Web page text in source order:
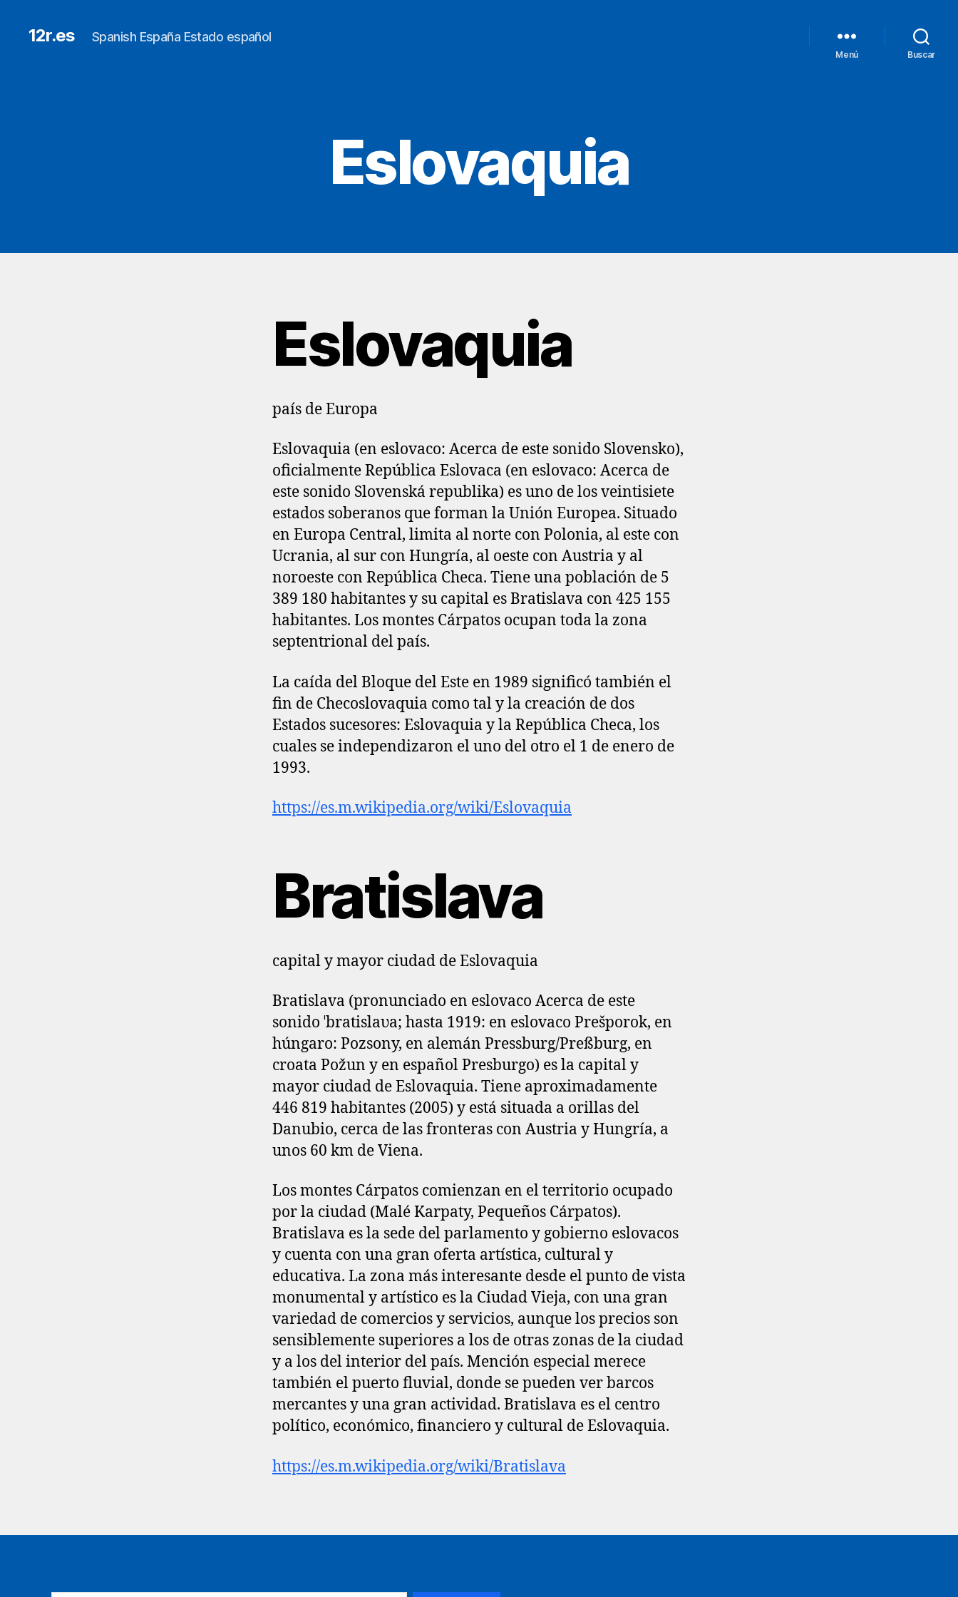
12r.es Spanish España Estado español
Menú Buscar
Eslovaquia
Eslovaquia
país de Europa
Eslovaquia (en eslovaco: Acerca de este sonido Slovensko),
oficialmente República Eslovaca (en eslovaco: Acerca de
este sonido Slovenská republika) es uno de los veintisiete
estados soberanos que forman la Unión Europea. Situado
en Europa Central, limita al norte con Polonia, al este con
Ucrania, al sur con Hungría, al oeste con Austria y al
noroeste con República Checa. Tiene una población de 5
389 180 habitantes y su capital es Bratislava con 425 155
habitantes. Los montes Cárpatos ocupan toda la zona
septentrional del país.
La caída del Bloque del Este en 1989 significó también el
fin de Checoslovaquia como tal y la creación de dos
Estados sucesores: Eslovaquia y la República Checa, los
cuales se independizaron el uno del otro el 1 de enero de
1993.
https://es.m.wikipedia.org/wiki/Eslovaquia
Bratislava
capital y mayor ciudad de Eslovaquia
Bratislava (pronunciado en eslovaco Acerca de este
sonido ˈbratislaʋa; hasta 1919: en eslovaco Prešporok, en
húngaro: Pozsony, en alemán Pressburg/Preßburg, en
croata Požun y en español Presburgo) es la capital y
mayor ciudad de Eslovaquia. Tiene aproximadamente
446 819 habitantes (2005) y está situada a orillas del
Danubio, cerca de las fronteras con Austria y Hungría, a
unos 60 km de Viena.
Los montes Cárpatos comienzan en el territorio ocupado
por la ciudad (Malé Karpaty, Pequeños Cárpatos).
Bratislava es la sede del parlamento y gobierno eslovacos
y cuenta con una gran oferta artística, cultural y
educativa. La zona más interesante desde el punto de vista
monumental y artístico es la Ciudad Vieja, con una gran
variedad de comercios y servicios, aunque los precios son
sensiblemente superiores a los de otras zonas de la ciudad
y a los del interior del país. Mención especial merece
también el puerto fluvial, donde se pueden ver barcos
mercantes y una gran actividad. Bratislava es el centro
político, económico, financiero y cultural de Eslovaquia.
https://es.m.wikipedia.org/wiki/Bratislava